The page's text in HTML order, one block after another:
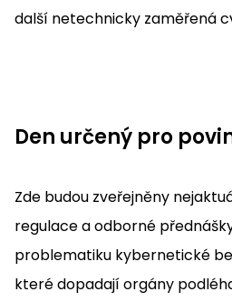
další netechnicky zaměřená
Den určený pro
Zde budou zveřejněny
regulace a odborné
problematiku kybernetické
které dopadají orgány